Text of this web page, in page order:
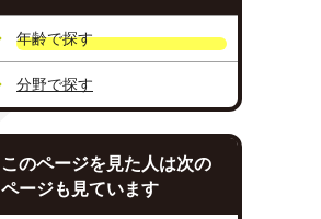
年齢で探す
分野で探す
このページを見た人は次の
ページも見ています